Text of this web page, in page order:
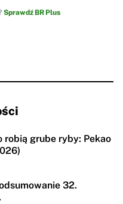
Sprawdź BR Plus
robią grube ryby: Pekao
32.